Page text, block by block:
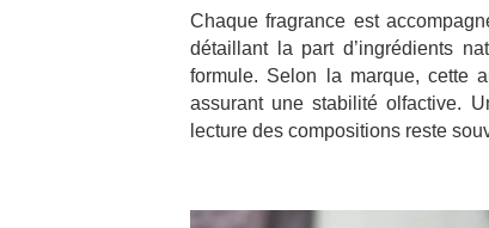
Chaque fragrance est
détaillant la part d’ingrédients
formule. Selon la marque, cette
assurant une stabilité olfactive.
lecture des compositions reste